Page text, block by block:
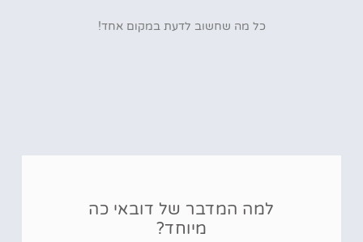
כל מה שחשוב לדעת במקום אחד!
למה המדבר של דובאי כה
מיוחד?